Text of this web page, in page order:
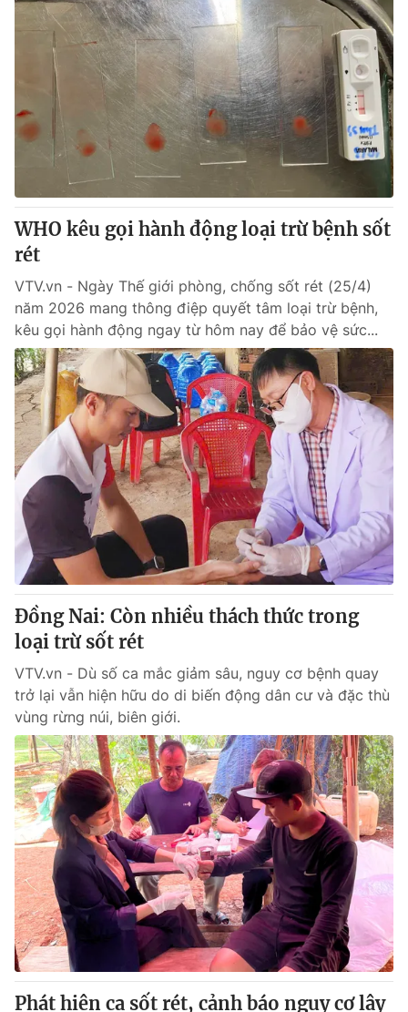
® Cấm sao chép dưới mọi hình thức nếu không có sự chấp
thuận bằng văn bản. Ghi rõ nguồn VTV.vn khi phát hành lại
thông tin từ website này.
WHO kêu gọi hành động loại trừ bệnh sốt
rét
VTV.vn - Ngày Thế giới phòng, chống sốt rét (25/4)
năm 2026 mang thông điệp quyết tâm loại trừ bệnh,
kêu gọi hành động ngay từ hôm nay để bảo vệ sức...
Đồng Nai: Còn nhiều thách thức trong
loại trừ sốt rét
VTV.vn - Dù số ca mắc giảm sâu, nguy cơ bệnh quay
trở lại vẫn hiện hữu do di biến động dân cư và đặc thù
vùng rừng núi, biên giới.
Phát hiện ca sốt rét, cảnh báo nguy cơ lây